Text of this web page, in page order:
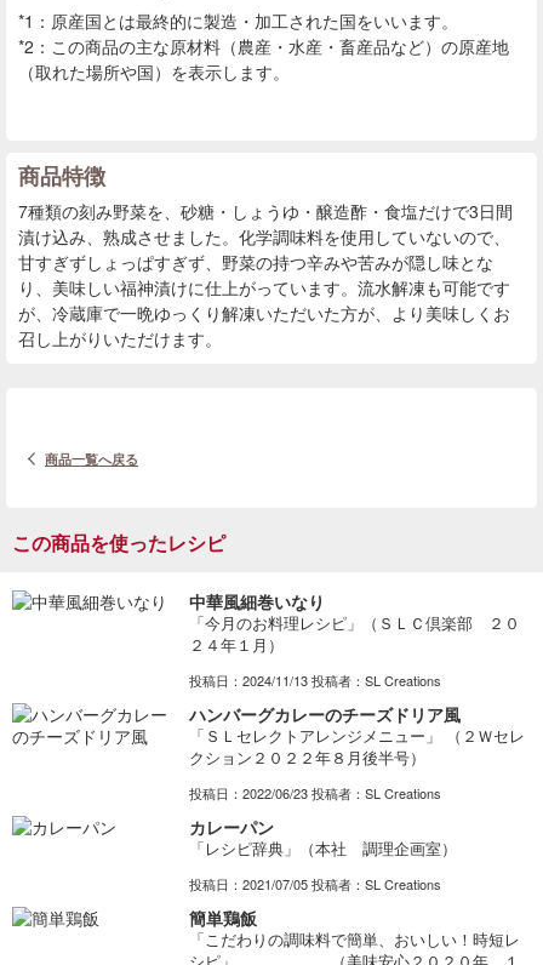
*1：原産国とは最終的に製造・加工された国をいいます。
*2：この商品の主な原材料（農産・水産・畜産品など）の原産地
（取れた場所や国）を表示します。
商品特徴
7種類の刻み野菜を、砂糖・しょうゆ・醸造酢・食塩だけで3日間
漬け込み、熟成させました。化学調味料を使用していないので、
甘すぎずしょっぱすぎず、野菜の持つ辛みや苦みが隠し味とな
り、美味しい福神漬けに仕上がっています。流水解凍も可能です
が、冷蔵庫で一晩ゆっくり解凍いただいた方が、より美味しくお
召し上がりいただけます。
商品一覧へ戻る
この商品を使ったレシピ
中華風細巻いなり
「今月のお料理レシピ」（ＳＬＣ倶楽部 ２０
２４年１月）
投稿日：2024/11/13 投稿者：SL Creations
ハンバーグカレーのチーズドリア風
「ＳＬセレクトアレンジメニュー」 （２Ｗセレ
クション２０２２年８月後半号）
投稿日：2022/06/23 投稿者：SL Creations
カレーパン
「レシピ辞典」（本社 調理企画室）
投稿日：2021/07/05 投稿者：SL Creations
簡単鶏飯
「こだわりの調味料で簡単、おいしい！時短レ